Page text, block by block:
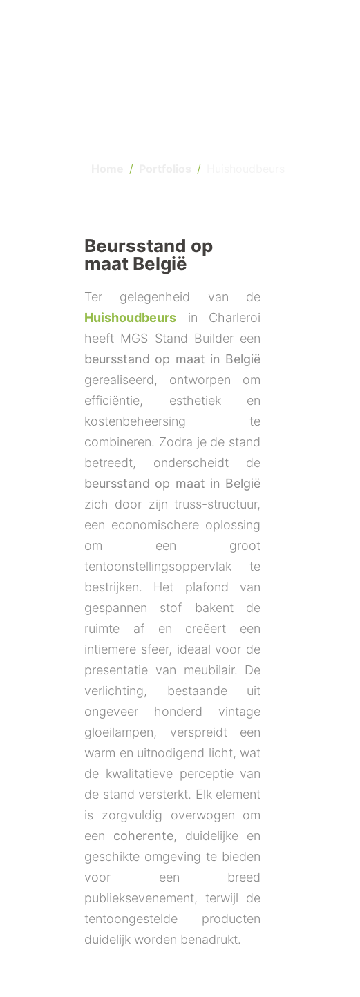
Beursstand op
maat België
Ter gelegenheid van de
Huishoudbeurs in Charleroi
heeft MGS Stand Builder een
beursstand op maat in België
gerealiseerd, ontworpen om
efficiëntie, esthetiek en
kostenbeheersing te
combineren. Zodra je de stand
betreedt, onderscheidt de
beursstand op maat in België
zich door zijn truss-structuur,
een economischere oplossing
om een groot
tentoonstellingsoppervlak te
bestrijken. Het plafond van
gespannen stof bakent de
ruimte af en creëert een
intiemere sfeer, ideaal voor de
presentatie van meubilair. De
verlichting, bestaande uit
ongeveer honderd vintage
gloeilampen, verspreidt een
warm en uitnodigend licht, wat
de kwalitatieve perceptie van
de stand versterkt. Elk element
is zorgvuldig overwogen om
een coherente, duidelijke en
geschikte omgeving te bieden
voor een breed
publieksevenement, terwijl de
tentoongestelde producten
duidelijk worden benadrukt.